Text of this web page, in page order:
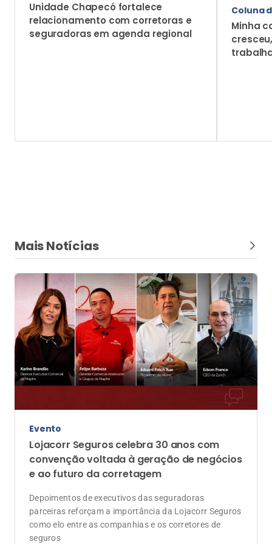
Evento
convenção voltada à geração de negócios
e ao futuro da corretagem
Depoimentos de executivos das seguradoras
parceiras reforçam a importância da Lojacorr Seguros
como elo entre as companhias e os corretores de
seguros